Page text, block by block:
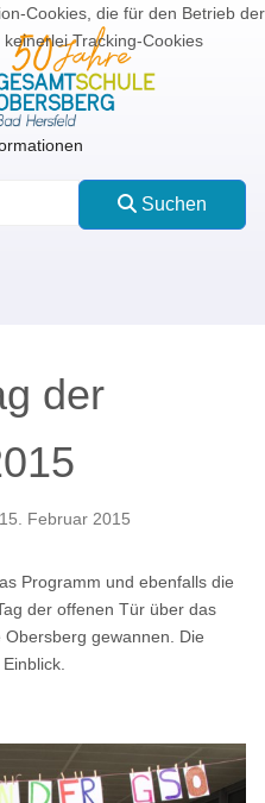
Suchen
der
Februar 2015
Programm und ebenfalls die
der offenen Tür über das
gewannen. Die
Cookies, die für den Betrieb der
Tracking-Cookies